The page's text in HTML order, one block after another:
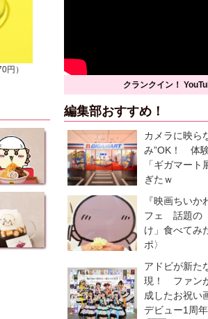
円）
クランクイン！
編集部おすすめ！
カメラに映ら
み”OK！ 体
「ギガマート
ぎたｗ
『映画ちいか
フェ 話題の
け」食べてみ
ポ〉
アドビが新た
現！ ファン
成したお祝い
デビュー1周